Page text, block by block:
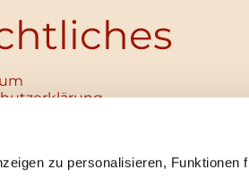
zu personalisieren, Funktionen
Schutzkonzept
Ansprechpersonen